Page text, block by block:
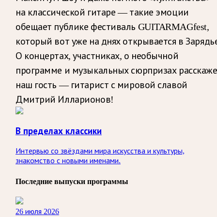
на классической гитаре — такие эмоции
обещает публике фестиваль GUITARMAGfest,
который вот уже на днях открывается в
О концертах, участниках, о необычной
программе и музыкальных сюрпризах
наш гость — гитарист с мировой славой
Дмитрий Илларионов!
В пределах классики
Интервью со звёздами мира искусства и культуры,
знакомство с новыми именами.
Последние выпуски программы
26 июля 2026